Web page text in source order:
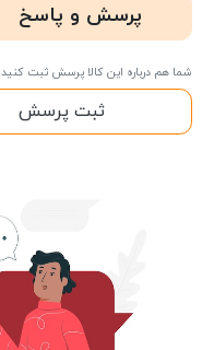
پرسش و پاسخ
شما هم درباره این کالا پرسش ثبت کنید
ثبت پرسش